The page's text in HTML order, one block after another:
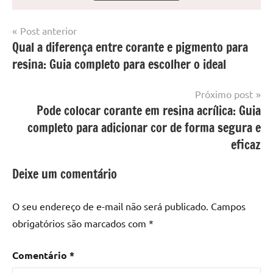
Marcado
com
mesa
mesa
de
Mesa
de
com
resina,
Mesa
resinada
Navegação
de
Post
Post anterior
Qual a diferença entre corante e pigmento para
resina: Guia completo para escolher o ideal
Próximo post
Pode colocar corante em resina acrílica: Guia
completo para adicionar cor de forma segura e
eficaz
Deixe um comentário
O seu endereço de e-mail não será publicado. Campos
obrigatórios são marcados com *
Comentário *